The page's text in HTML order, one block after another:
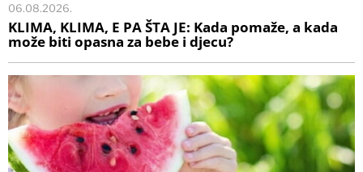
06.08.2026.
KLIMA, KLIMA, E PA ŠTA JE: Kada pomaže, a kada
može biti opasna za bebe i djecu?